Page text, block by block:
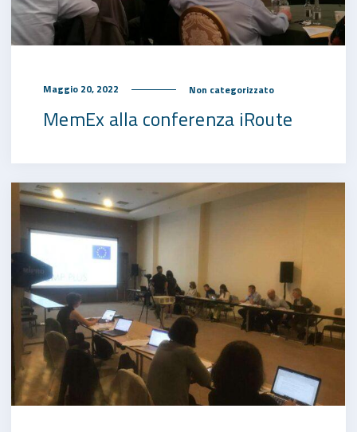
Maggio 20, 2022 Non categorizzato
MemEx alla conferenza iRoute